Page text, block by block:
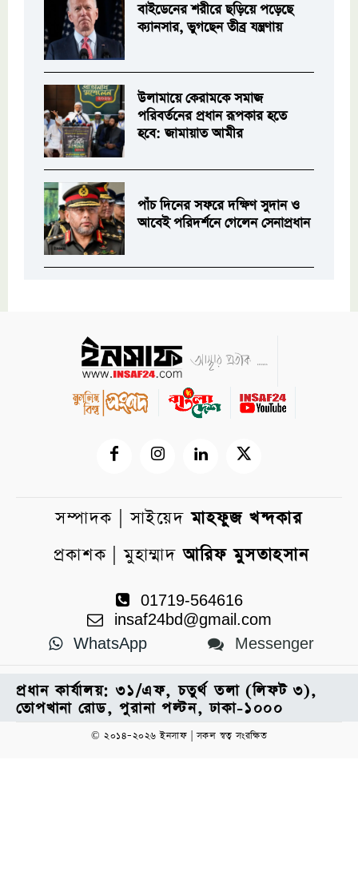
বাইডেনের শরীরে ছড়িয়ে পড়েছে
ক্যানসার, ভুগছেন তীব্র যন্ত্রণায়
উলামায়ে কেরামকে সমাজ
পরিবর্তনের প্রধান রূপকার হতে
হবে: জামায়াত আমীর
পাঁচ দিনের সফরে দক্ষিণ সুদান ও
আবেই পরিদর্শনে গেলেন সেনাপ্রধান
সম্পাদক | সাইয়েদমাহফুজ খন্দকার
প্রকাশক | মুহাম্মাদআরিফ মুসতাহসান
01719-564616
insaf24bd@gmail.com
WhatsApp
Messenger
প্রধান কার্যালয়: ৩১/এফ, চতুর্থ তলা (লিফট ৩),
তোপখানা রোড, পুরানা পল্টন, ঢাকা-১০০০
© ২০১৪–২০২৬ ইনসাফ | সকল স্বত্ব সংরক্ষিত